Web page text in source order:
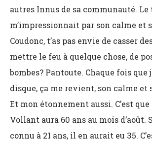
autres Innus de sa communauté. Le
m’impressionnait par son calme et
Coudonc, t’as pas envie de casser
mettre le feu à quelque chose, de
bombes? Pantoute. Chaque fois que
disque, ça me revient, son calme et
Et mon étonnement aussi. C’est
Vollant aura 60 ans au mois d’août.
connu à 21 ans, il en aurait eu 35.